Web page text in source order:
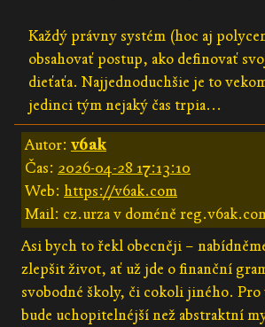
Každý právny systém (hoc aj
obsahovať postup, ako definovať
dieťaťa. Najjednoduchšie je to
jedinci tým nejaký čas trpia...
Autor: v6ak
Čas: 2026-04-28 17:13:10
Web: https://v6ak.com
Mail: cz.urza v doméně
Asi bych to řekl obecněji –
zlepšit život, ať už jde o finanční
svobodné školy, či cokoli jiného.
bude uchopitelnéjší než abstraktní